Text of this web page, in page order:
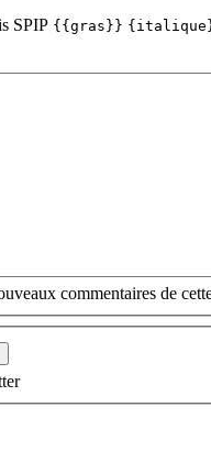
SPIP {{gras}}
commentaires de